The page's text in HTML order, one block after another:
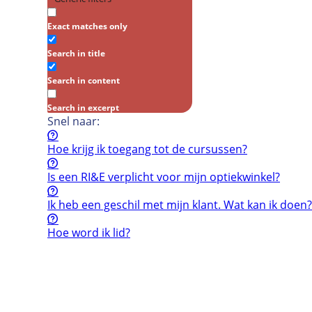
Exact matches only
Search in title
Search in content
Search in excerpt
Snel naar:
Hoe krijg ik toegang tot de cursussen?
Is een RI&E verplicht voor mijn optiekwinkel?
Ik heb een geschil met mijn klant. Wat kan ik doen?
Hoe word ik lid?